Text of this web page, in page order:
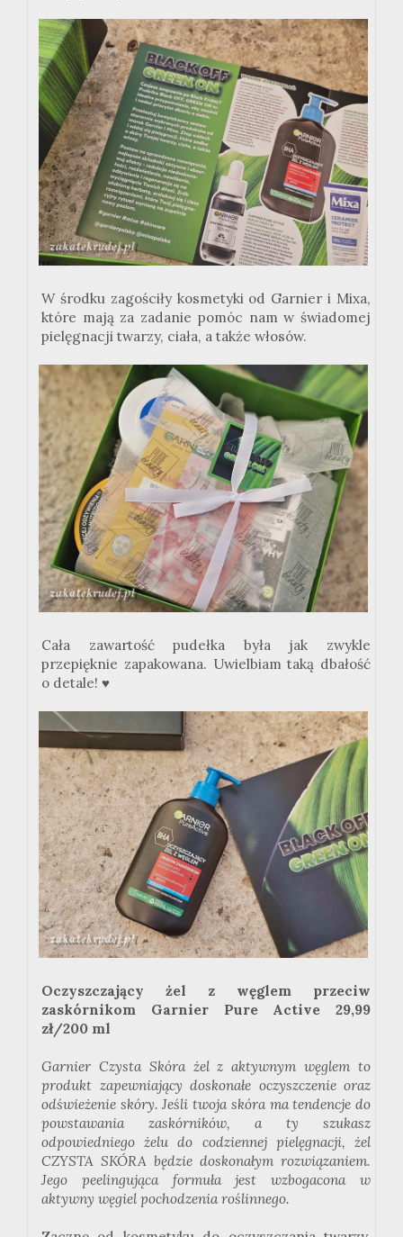
W środku zagościły kosmetyki od Garnier i Mixa,
które mają za zadanie pomóc nam w świadomej
pielęgnacji twarzy, ciała, a także włosów.
Cała zawartość pudełka była jak zwykle
przepięknie zapakowana. Uwielbiam taką dbałość
o detale! ♥
Oczyszczający żel z węglem przeciw
zaskórnikom Garnier Pure Active 29,99
zł/200 ml
Garnier Czysta Skóra żel z aktywnym węglem to
produkt zapewniający doskonałe oczyszczenie oraz
odświeżenie skóry. Jeśli twoja skóra ma tendencje do
powstawania zaskórników, a ty szukasz
odpowiedniego żelu do codziennej pielęgnacji, żel
CZYSTA SKÓRA będzie doskonałym rozwiązaniem.
Jego peelingująca formuła jest wzbogacona w
aktywny węgiel pochodzenia roślinnego.